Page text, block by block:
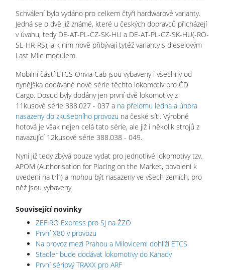
Schválení bylo vydáno pro celkem čtyři hardwarové varianty.
Jedná se o dvě již známé, které u českých dopravců přicházejí
v úvahu, tedy DE-AT-PL-CZ-SK-HU a DE-AT-PL-CZ-SK-HU(-RO-
SL-HR-RS), a k nim nově přibývají tytéž varianty s dieselovým
Last Mile modulem.
Mobilní částí ETCS Onvia Cab jsou vybaveny i všechny od
nynějška dodávané nové série těchto lokomotiv pro ČD
Cargo. Dosud byly dodány jen první dvě lokomotivy z
11kusové série 388.027 - 037 a na přelomu ledna a února
nasazeny do zkušebního provozu na české síti. Výrobně
hotová je však nejen celá tato série, ale již i několik strojů z
navazující 12kusové série 388.038 - 049.
Nyní již tedy zbývá pouze vydat pro jednotlivé lokomotivy tzv.
APOM (Authorisation for Placing on the Market, povolení k
uvedení na trh) a mohou být nasazeny ve všech zemích, pro
něž jsou vybaveny.
Související novinky
ZEFIRO Express pro SJ na ŽZO
První X80 v provozu
Na provoz mezi Prahou a Milovicemi dohlíží ETCS
Stadler bude dodávat lokomotivy do Kanady
První sériový TRAXX pro ARF